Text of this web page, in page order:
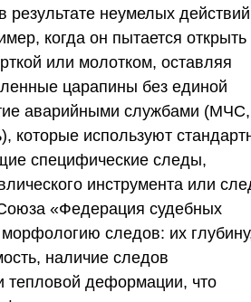
неумелых действий
когда он пытается открыть
или молотком, оставляя
царапины без единой
аварийными службами (МЧС,
которые используют
специфические следы,
инструмента или
«Федерация судебных
морфологию следов: их
наличие следов
тепловой деформации, что